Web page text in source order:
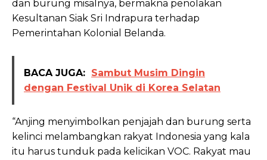
dan burung misalnya, bermakna penolakan
Kesultanan Siak Sri Indrapura terhadap
Pemerintahan Kolonial Belanda.
BACA JUGA: Sambut Musim Dingin
dengan Festival Unik di Korea Selatan
“Anjing menyimbolkan penjajah dan burung serta
kelinci melambangkan rakyat Indonesia yang kala
itu harus tunduk pada kelicikan VOC. Rakyat mau